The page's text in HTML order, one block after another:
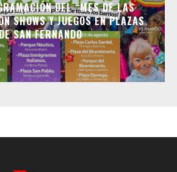
DEL “MES DE LAS
SHOWS Y JUEGOS EN PLAZAS
SAN FERNANDO